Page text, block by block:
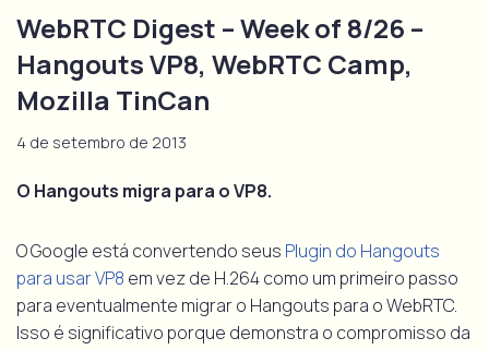
WebRTC Digest – Week of 8/26 –
Hangouts VP8, WebRTC Camp,
Mozilla TinCan
4 de setembro de 2013
O Hangouts migra para o VP8.
O Google está convertendo seus Plugin do Hangouts
para usar VP8 em vez de H.264 como um primeiro passo
para eventualmente migrar o Hangouts para o WebRTC.
Isso é significativo porque demonstra o compromisso da